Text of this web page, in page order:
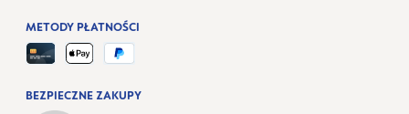
BEZPIECZNE ZAKUPY
METODY PŁATNOŚCI